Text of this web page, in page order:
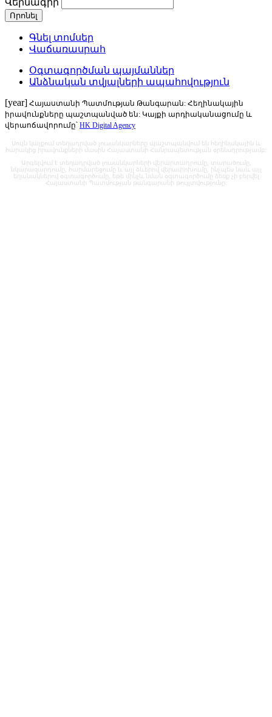
Վերնագիր
Գնել տոմսեր
Վաճառասրահ
Օգտագործման պայմաններ
Անձնական տվյալների ապահովություն
[year] Հայաստանի Պատմության Թանգարան: Հեղինակային
իրավունքները պաշտպանված են: Կայքի արդիականացումը և
վերաոճավորումը՝ HK Digital Agency
Սույն կայքում տեղադրված լուսանկարները պաշտպանվում են հեղինակային և
հարակից իրավունքների մասին Հայաստանի Հանրապետության օրենսդրությամբ:
Արգելվում է տեղադրված լուսանկարների վերարտադրումը, տարածումը,
նկարազարդումը, հարմարեցումը և այլ ձևերով վերափոխումը, ինչպես նաև այլ
եղանակներով օգտագործումը, եթե մինչև նման օգտագործումը ձեռք չի բերվել
Հայաստանի Պատմության թանգարանի թույլտվությունը: